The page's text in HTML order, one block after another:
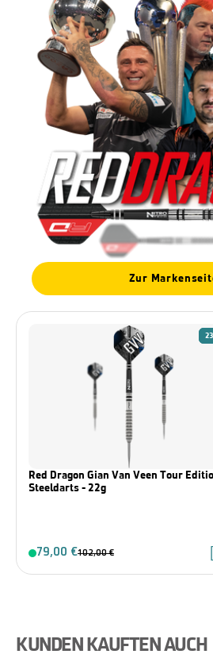
Zur
Red Dragon Gian Van Veen Tour
Steeldarts - 22g
79,00 €102,00 €
KUNDEN KAUFTEN AUCH